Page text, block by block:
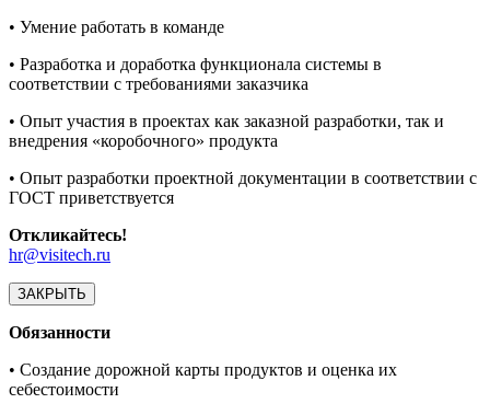
• Умение работать в команде
• Разработка и доработка функционала системы в
соответствии с требованиями заказчика
• Опыт участия в проектах как заказной разработки, так и
внедрения «коробочного» продукта
• Опыт разработки проектной документации в соответствии с
ГОСТ приветствуется
Откликайтесь!
hr@visitech.ru
ЗАКРЫТЬ
Обязанности
• Создание дорожной карты продуктов и оценка их
себестоимости